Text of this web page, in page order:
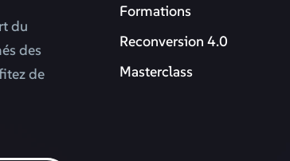
du
des
de
Formations
Reconversion 4.0
Masterclass